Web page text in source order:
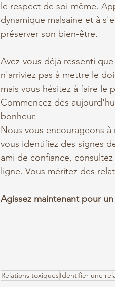
le respect de soi-même.
dynamique malsaine et à
préserver son bien-être.
Avez-vous déjà ressenti
n'arriviez pas à mettre le
mais vous hésitez à faire le
Commencez dès
bonheur.
Nous vous encourageons
vous identifiez des signes
ami de confiance,
ligne. Vous méritez des
Agissez maintenant pour
Relations toxiquesIdentifier une